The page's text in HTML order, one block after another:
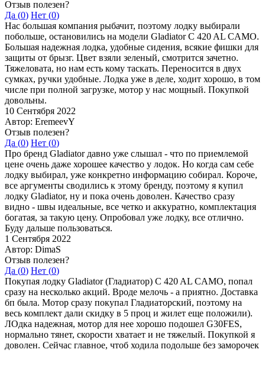
Отзыв полезен?
Да (0) Нет (0)
Нас большая компания рыбачит, поэтому лодку выбирали
побольше, остановились на модели Gladiator C 420 AL CAMO.
Большая надежная лодка, удобные сидения, всякие фишки для
защиты от брызг. Цвет взяли зеленый, смотрится зачетно.
Тяжеловата, но нам есть кому таскать. Переносится в двух
сумках, ручки удобные. Лодка уже в деле, ходит хорошо, в том
числе при полной загрузке, мотор у нас мощный. Покупкой
довольны.
10 Сентября 2022
Автор: EremeevY
Отзыв полезен?
Да (0) Нет (0)
Про бренд Gladiator давно уже слышал - что по приемлемой
цене очень даже хорошее качество у лодок. Но когда сам себе
лодку выбирал, уже конкретно информацию собирал. Короче,
все аргументы сводились к этому бренду, поэтому я купил
лодку Gladiator, ну и пока очень доволен. Качество сразу
видно - швы идеальные, все четко и аккуратно, комплектация
богатая, за такую цену. Опробовал уже лодку, все отлично.
Буду дальше пользоваться.
1 Сентября 2022
Автор: DimaS
Отзыв полезен?
Да (0) Нет (0)
Покупая лодку Gladiator (Гладиатор) C 420 AL CAMO, попал
сразу на несколько акций. Вроде мелочь - а приятно. Доставка
бп была. Мотор сразу покупал Гладиаторский, поэтому на
весь комплект дали скидку в 5 проц и жилет еще положили).
ЛОдка надежная, мотор для нее хорошо подошел G30FES,
нормально тянет, скорости хватает и не тяжелый. Покупкой я
доволен. Сейчас главное, чтоб ходила подольше без заморочек